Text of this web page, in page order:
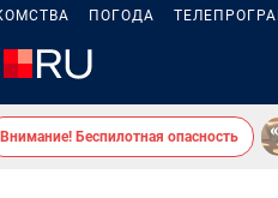
ПОГОДА
Внимание! Беспилотная опасность